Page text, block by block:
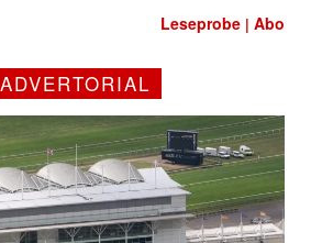
Leseprobe |Abo
ADVERTORIAL